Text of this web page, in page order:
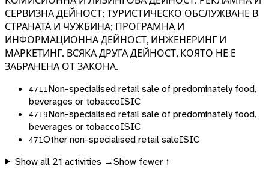
СЕРВИЗНА ДЕЙНОСТ; ТУРИСТИЧЕСКО ОБСЛУЖВАНЕ В
СТРАНАТА И ЧУЖБИНА; ПРОГРАМНА И
ИНФОРМАЦИОННА ДЕЙНОСТ, ИНЖЕНЕРИНГ И
МАРКЕТИНГ. ВСЯКА ДРУГА ДЕЙНОСТ, КОЯТО НЕ Е
ЗАБРАНЕНА ОТ ЗАКОНА.
4711 Non-specialised retail sale of predominately food,
beverages or tobaccoISIC
4719Non-specialised retail sale of predominately food,
beverages or tobaccoISIC
471 Other non-specialised retail saleISIC
Show all 21 activities →Show fewer ↑